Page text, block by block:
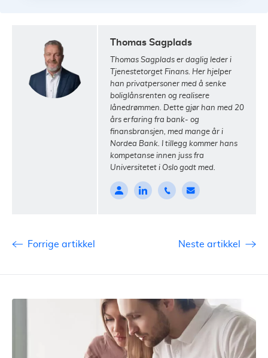
Thomas Sagplads
Thomas Sagplads er daglig leder i
Tjenestetorget Finans. Her hjelper
han privatpersoner med å senke
boliglånsrenten og realisere
lånedrømmen. Dette gjør han med 20
års erfaring fra bank- og
finansbransjen, med mange år i
Nordea Bank. I tillegg kommer hans
kompetanse innen juss fra
Universitetet i Oslo godt med.
Forrige artikkel Neste artikkel